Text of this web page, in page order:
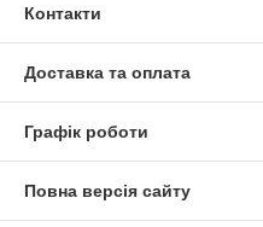
Контакти
Доставка та оплата
Графік роботи
Повна версія сайту